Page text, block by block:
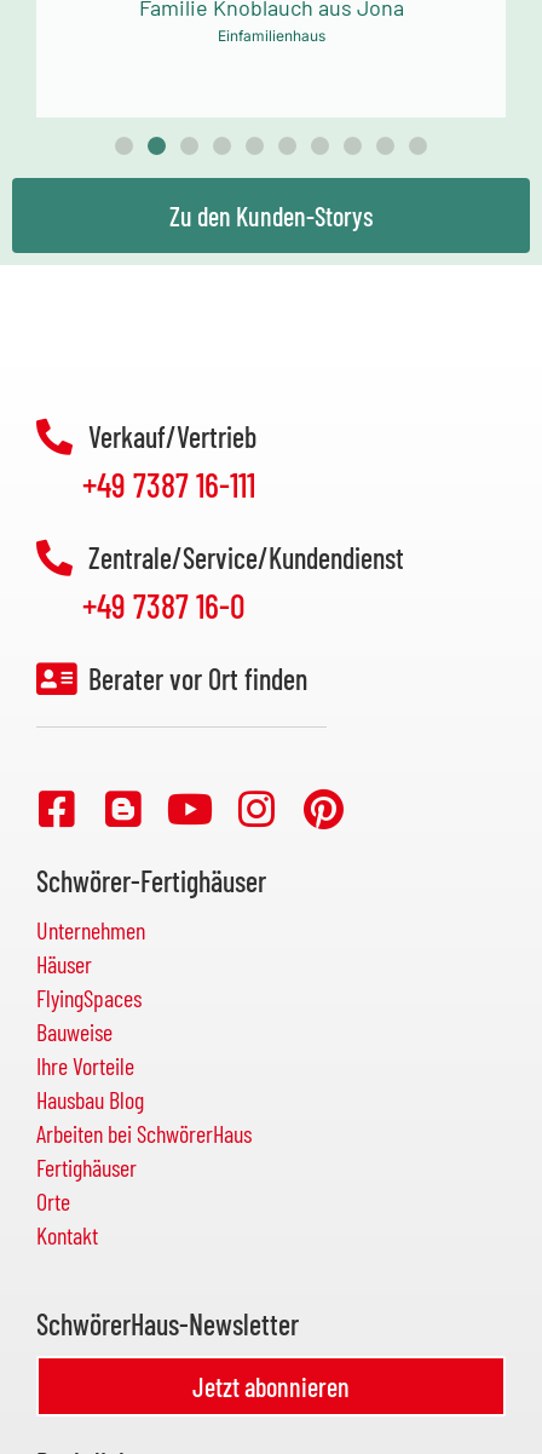
Familie Mollowitz aus Eitorf-Mühleip
Zu den Kunden-Storys
Verkauf/Vertrieb
+49 7387 16-111
Zentrale/Service/Kundendienst
+49 7387 16-0
Berater vor Ort finden
Schwörer-Fertighäuser
Unternehmen
Häuser
FlyingSpaces
Bauweise
Ihre Vorteile
Hausbau Blog
Arbeiten bei SchwörerHaus
Fertighäuser
Orte
Kontakt
SchwörerHaus-Newsletter
Jetzt abonnieren